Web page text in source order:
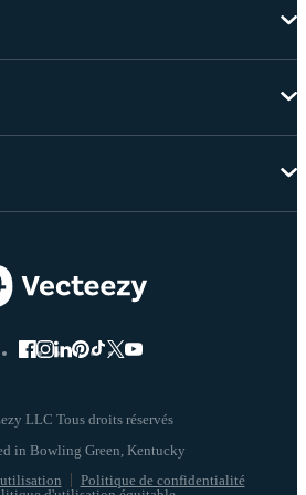
LLC Tous droits réservés
Politique de confidentialité